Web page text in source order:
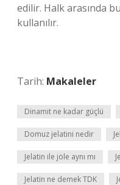
edilir. Halk arasında
kullanılır.
Tarih: Makaleler
Dinamit ne kadar güçlü
Domuz jelatini nedir
Jelatin ile jöle aynı mı
Jelatin ne demek TDK